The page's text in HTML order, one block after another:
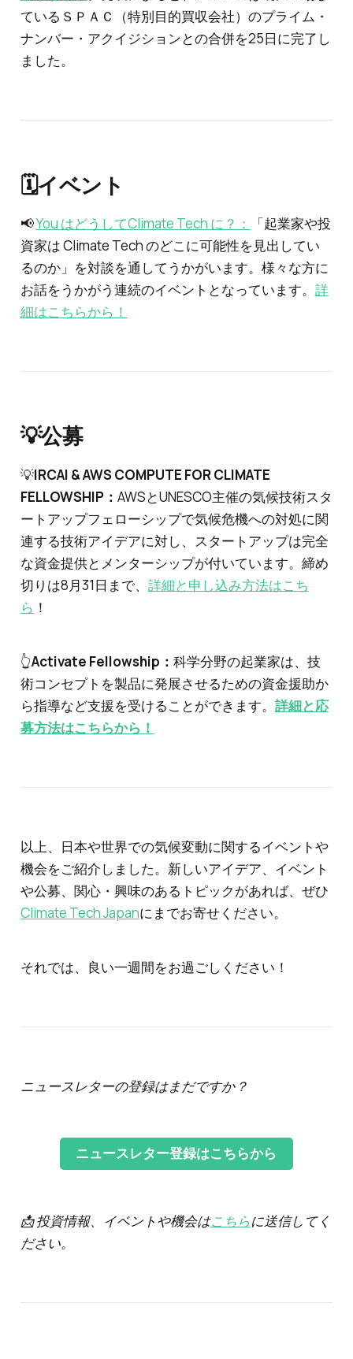
ているＳＰＡＣ（特別目的買収会社）のプライム・
ナンバー・アクイジションとの合併を25日に完了し
ました。
🗓イベント
📢You はどうしてClimate Tech に？：
「起業家や投
資家は Climate Tech のどこに可能性を見出してい
るのか」を対談を通してうかがいます。様々な方に
お話をうかがう連続のイベントとなっています。 詳
細はこちらから！
💡公募
💡IRCAI & AWS COMPUTE FOR CLIMATE
FELLOWSHIP： AWSとUNESCO主催の気候技術スタ
ートアップフェローシップで気候危機への対処に関
連する技術アイデアに対し、スタートアップは完全
な資金提供とメンターシップが付いています。締め
切りは8月31日まで、 詳細と申し込み方法はこち
ら ！
👆Activate Fellowship： 科学分野の起業家は、技
術コンセプトを製品に発展させるための資金援助か
ら指導など支援を受けることができます。 詳細と応
募方法はこちらから！
以上、日本や世界での気候変動に関するイベントや
機会をご紹介しました。新しいアイデア、イベント
や公募、関心・興味のあるトピックがあれば、ぜひ
Climate Tech Japanにまでお寄せください。
それでは、良い一週間をお過ごしください！
ニュースレターの登録はまだですか？
ニュースレター登録はこちらから
📩 投資情報、イベントや機会はこちらに送信してく
ださい。